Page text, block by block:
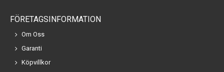
FÖRETAGSINFORMATION
Om Oss
Garanti
Köpvillkor